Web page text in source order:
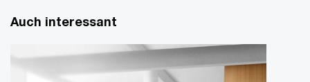
Auch interessant